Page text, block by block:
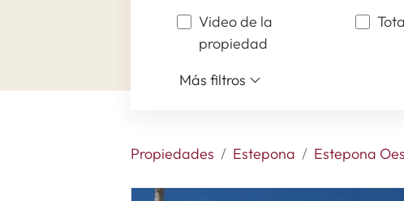
Video de la
propiedad
Más filtros
Propiedades Estepona Estepona